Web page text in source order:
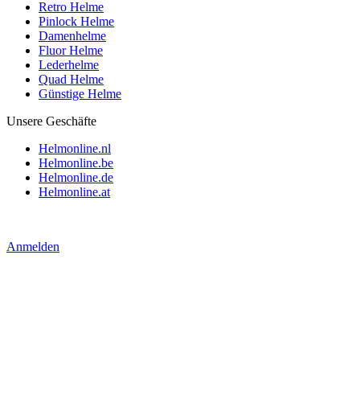
Retro Helme
Pinlock Helme
Damenhelme
Fluor Helme
Lederhelme
Quad Helme
Günstige Helme
Unsere Geschäfte
Helmonline.nl
Helmonline.be
Helmonline.de
Helmonline.at
Anmelden